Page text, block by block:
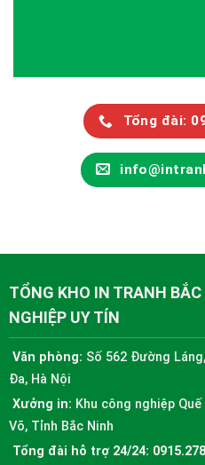
Tổng đài:
TỔNG KHO IN TRANH
NGHIỆP UY TÍN
Văn phòng: Số 562 Đường
Đa, Hà Nội
Xưởng in: Khu công nghiệp
Võ, Tỉnh Bắc Ninh
Tổng đài hỗ trợ 24/24: